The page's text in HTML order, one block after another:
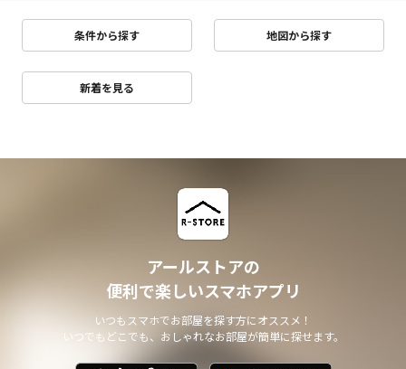
条件から探す 地図から探す
新着を見る
アールストアの
便利で楽しいスマホアプリ
いつもスマホでお部屋を探す方にオススメ！
いつでもどこでも、おしゃれなお部屋が簡単に探せます。